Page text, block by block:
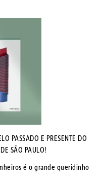
PASSADO E PRESENTE DO
SÃO PAULO!
é o grande queridinho